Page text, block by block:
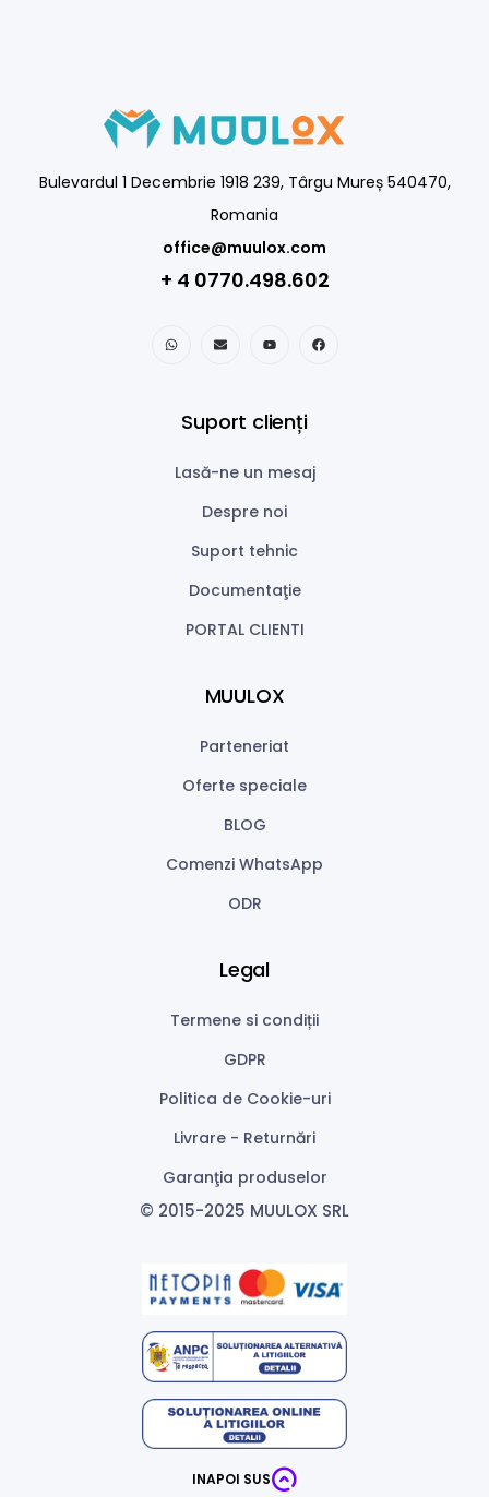
Bulevardul 1 Decembrie 1918 239, Târgu Mureș 540470,
Romania
office@muulox.com
+ 4 0770.498.602
Suport clienți
Lasă-ne un mesaj
Despre noi
Suport tehnic
Documentaţie
PORTAL CLIENTI
MUULOX
Parteneriat
Oferte speciale
BLOG
Comenzi WhatsApp
ODR
Legal
Termene si condiții
GDPR
Politica de Cookie-uri
Livrare - Returnări
Garanţia produselor
© 2015-2025 MUULOX SRL
INAPOI SUS